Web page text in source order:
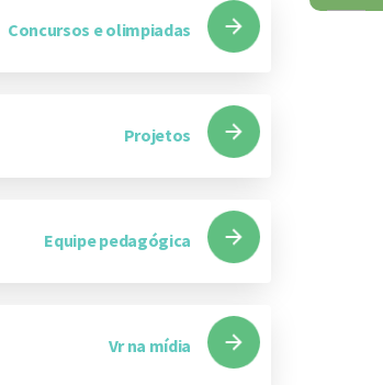
Concursos e olimpiadas
Projetos
Equipe pedagógica
Vr na mídia